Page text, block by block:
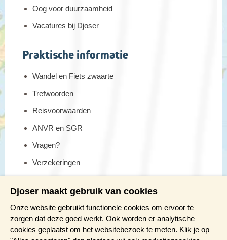
Oog voor duurzaamheid
Vacatures bij Djoser
Praktische informatie
Wandel en Fiets zwaarte
Trefwoorden
Reisvoorwaarden
ANVR en SGR
Vragen?
Verzekeringen
Meer weten?
Brochure aanvragen
Djoser maakt gebruik van cookies
Onze website gebruikt functionele cookies om ervoor te
zorgen dat deze goed werkt. Ook worden er analytische
cookies geplaatst om het websitebezoek te meten. Klik je op